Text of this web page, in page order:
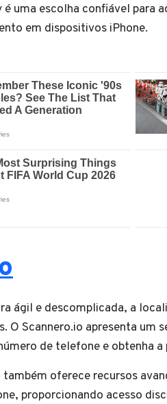
uma escolha confiável para
em dispositivos iPhone.
ágil e descomplicada, a
O Scannero.io apresenta
de telefone e obtenha
oferece recursos
proporcionando acesso